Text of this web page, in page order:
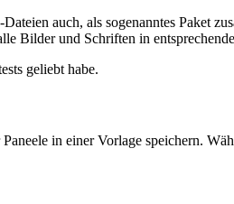
auch, als sogenanntes Paket
Bilder und Schriften in
geliebt habe.
in einer Vorlage speichern.